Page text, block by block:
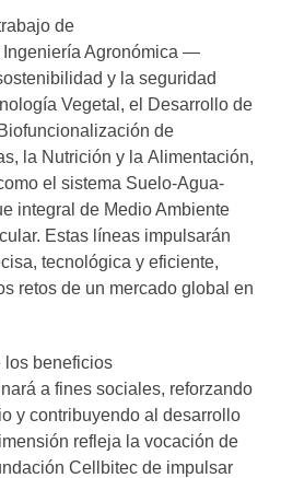
de
Agronómica —
y la seguridad
Vegetal, el Desarrollo de
de
la Nutrición y la Alimentación,
el sistema Suelo-Agua-
integral de Medio Ambiente
Estas líneas impulsarán
tecnológica y eficiente,
retos de un mercado global en
los beneficios
a fines sociales, reforzando
y contribuyendo al desarrollo
refleja la vocación de
Cellbitec de impulsar